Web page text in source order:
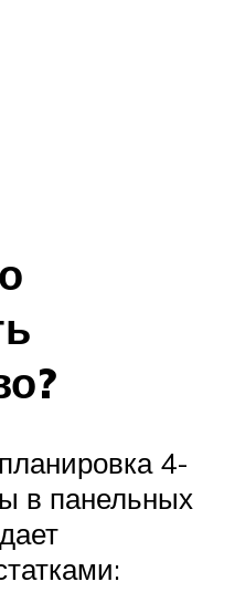
4-
в панельных